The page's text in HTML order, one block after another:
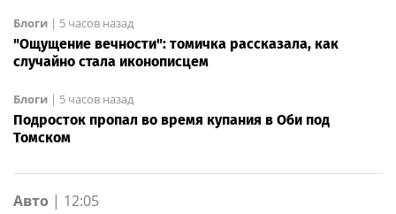
Блоги | 5 часов назад
"Ощущение вечности": томичка рассказала, как
случайно стала иконописцем
Блоги | 5 часов назад
Подросток пропал во время купания в Оби под
Томском
Авто | 12:05